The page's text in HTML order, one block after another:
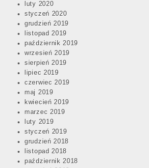
luty 2020
styczeń 2020
grudzień 2019
listopad 2019
październik 2019
wrzesień 2019
sierpień 2019
lipiec 2019
czerwiec 2019
maj 2019
kwiecień 2019
marzec 2019
luty 2019
styczeń 2019
grudzień 2018
listopad 2018
październik 2018